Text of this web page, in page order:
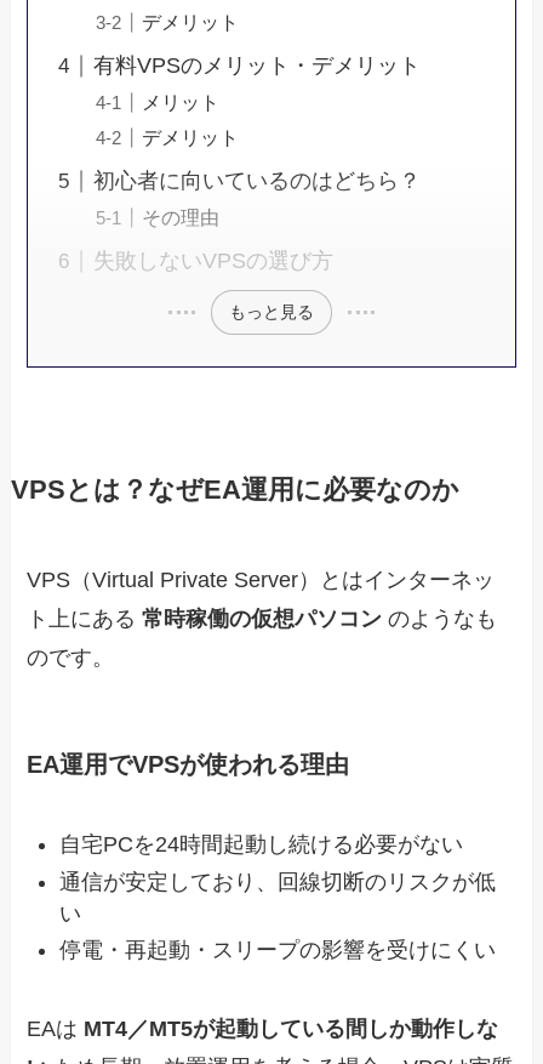
デメリット
有料VPSのメリット・デメリット
メリット
デメリット
初心者に向いているのはどちら？
その理由
失敗しないVPSの選び方
もっと見る
VPSとは？なぜEA運用に必要なのか
VPS（Virtual Private Server）とはインターネッ
ト上にある常時稼働の仮想パソコン のようなも
のです。
EA運用でVPSが使われる理由
自宅PCを24時間起動し続ける必要がない
通信が安定しており、回線切断のリスクが低
い
停電・再起動・スリープの影響を受けにくい
EAは MT4／MT5が起動している間しか動作しな